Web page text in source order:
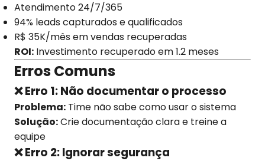
Atendimento 24/7/365
94% leads capturados e qualificados
R$ 35K/mês em vendas recuperadas
ROI: Investimento recuperado em 1.2 meses
Erros Comuns
❌ Erro 1: Não documentar o processo
Problema: Time não sabe como usar o sistema
Solução:Crie documentação clara e treine a
equipe
❌ Erro 2: Ignorar segurança